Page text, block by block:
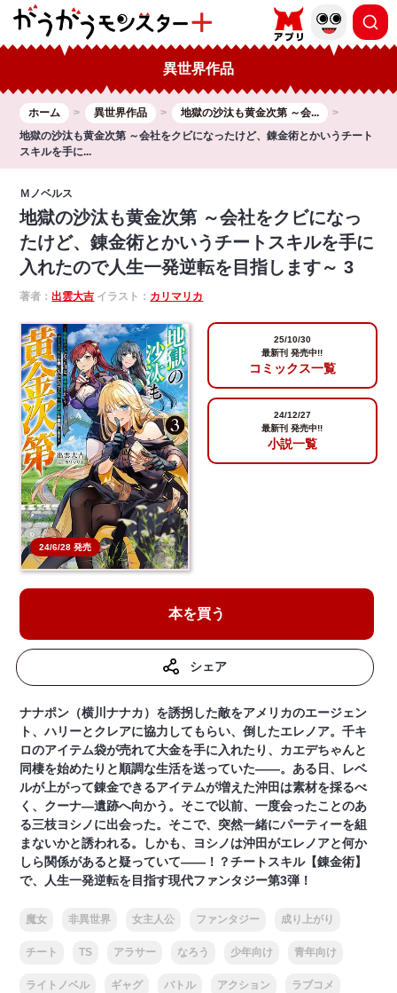
異世界作品
ホーム 異世界作品
地獄の沙汰も黄金次第 ～会...
地獄の沙汰も黄金次第 ～会社をクビになったけど、錬金術とかいうチート
スキルを手に...
Ｍノベルス
地獄の沙汰も黄金次第 ～会社をクビになっ
たけど、錬金術とかいうチートスキルを手に
入れたので人生一発逆転を目指します～ 3
著者：出雲大吉 イラスト： カリマリカ
24/6/28 発売
25/10/30
最新刊 発売中!!
コミックス一覧
24/12/27
最新刊 発売中!!
小説一覧
本を買う
シェア
ナナポン（横川ナナカ）を誘拐した敵をアメリカのエージェン
ト、ハリーとクレアに協力してもらい、倒したエレノア。千キ
ロのアイテム袋が売れて大金を手に入れたり、カエデちゃんと
同棲を始めたりと順調な生活を送っていた――。ある日、レベ
ルが上がって錬金できるアイテムが増えた沖田は素材を採るべ
く、クーナ―遺跡へ向かう。そこで以前、一度会ったことのあ
る三枝ヨシノに出会った。そこで、突然一緒にパーティーを組
まないかと誘われる。しかも、ヨシノは沖田がエレノアと何か
しら関係があると疑っていて――！？チートスキル【錬金術】
で、人生一発逆転を目指す現代ファンタジー第3弾！
魔女 非異世界 女主人公 ファンタジー 成り上がり
チート TS アラサー なろう 少年向け 青年向け
ライトノベル ギャグ バトル アクション ラブコメ